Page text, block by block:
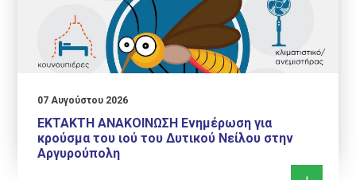
07 Αυγούστου 2026
ΕΚΤΑΚΤΗ ΑΝΑΚΟΙΝΩΣΗ Ενημέρωση για
κρούσμα του ιού του Δυτικού Νείλου στην
Αργυρούπολη